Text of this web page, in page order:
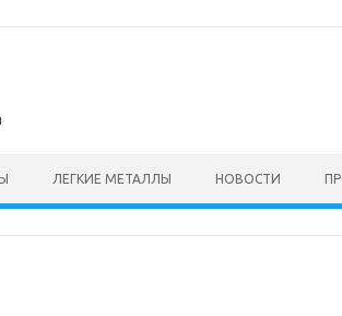
ЛЕГКИЕ МЕТАЛЛЫ НОВОСТИ